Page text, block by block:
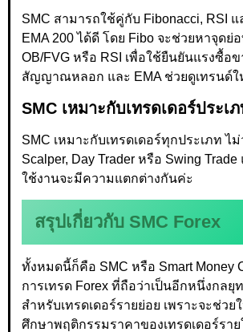
SMC สามารถใช้คู่กับ Fibonacci, RSI แ
EMA 200 ได้ดี โดย Fibo จะช่วยหาจุดย่
OB/FVG หรือ RSI เพื่อใช้ยืนยันแรงซื้อ
สัญญาณหลอก และ EMA ช่วยดูเทรนด์
SMC เหมาะกับเทรดเดอร์ประเ
SMC เหมาะกับเทรดเดอร์ทุกประเภท ไ
Scalper, Day Trader หรือ Swing
ใช้งานจะมีความแตกต่างกันค่ะ
สรุปเกี่ยวกับ SMC Forex
ทั้งหมดนี้ก็คือ SMC หรือ Smart Money
การเทรด Forex ที่ถือว่าเป็นอีกหนึ่งกลยุ
สำหรับเทรดเดอร์รายย่อย เพราะจะช่ว
ศึกษาพฤติกรรมราคาของเทรดเดอร์รา